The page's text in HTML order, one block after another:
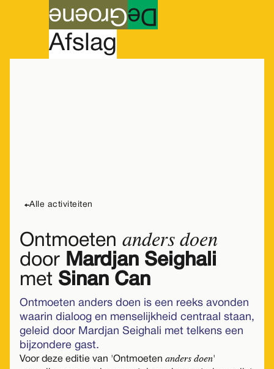
G
roene D
e
Afslag
Alle activiteiten
Ontmoeten anders doen
door Mardjan Seighali
met Sinan Can
Ontmoeten anders doen is een reeks avonden
waarin dialoog en menselijkheid centraal staan,
geleid door Mardjan Seighali met telkens een
bijzondere gast.
Voor deze editie van 'Ontmoeten anders doen'